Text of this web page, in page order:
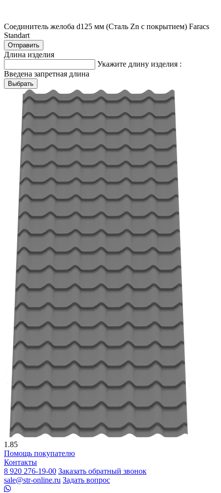
Соединитель желоба d125 мм (Сталь Zn с покрытием) Faracs
Standart
Длина изделия
Укажите длину изделия :
Введена запретная длина
1.85
Помощь покупателю
Контакты
8 920 276-19-00 Заказать обратный звонок
sale@str-online.ru Задать вопрос